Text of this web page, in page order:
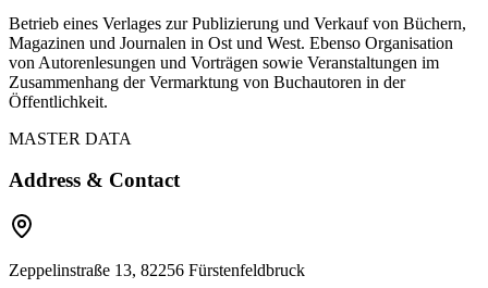
Betrieb eines Verlages zur Publizierung und Verkauf von Büchern,
Magazinen und Journalen in Ost und West. Ebenso Organisation
von Autorenlesungen und Vorträgen sowie Veranstaltungen im
Zusammenhang der Vermarktung von Buchautoren in der
Öffentlichkeit.
MASTER DATA
Address & Contact
Zeppelinstraße 13, 82256 Fürstenfeldbruck